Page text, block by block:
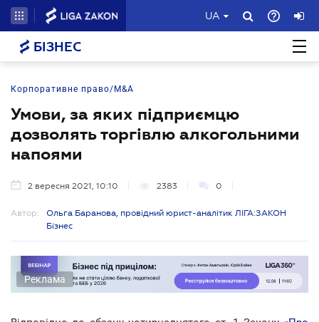
UA
БІЗНЕС
Корпоративне право/M&A
Умови, за яких підприємцю
дозволять торгівлю алкогольними
напоями
2 вересня 2021, 10:10 2383 0
Автор:
Ольга Баранова, провідний юрист-аналітик ЛІГА:ЗАКОН
Бізнес
Реклама